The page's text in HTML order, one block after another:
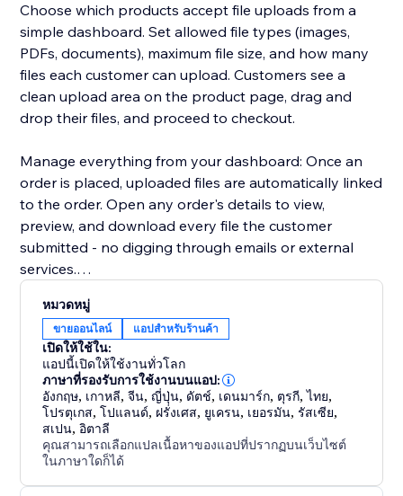
Choose which products accept file uploads from a
simple dashboard. Set allowed file types (images,
PDFs, documents), maximum file size, and how many
files each customer can upload. Customers see a
clean upload area on the product page, drag and
drop their files, and proceed to checkout.
Manage everything from your dashboard: Once an
order is placed, uploaded files are automatically linked
to the order. Open any order's details to view,
preview, and download every file the customer
submitted - no digging through emails or external
services.
Key highlights:
- Configure uploads per product or in bulk
- Restrict by file type, size, and quantity
- Files appear directly in order details for easy access
- Works with Stores catalog V1 and V3
- Clean, modern upload UI that matches your site's
design
Perfect for print shops, custom merchandise, graphic
หมวดหมู่
ขายออนไลน์ แอปสำหรับร้านค้า
เปิดให้ใช้ใน:
แอปนี้เปิดให้ใช้งานทั่วโลก
ภาษาที่รองรับการใช้งานบนแอป:
อังกฤษ, เกาหลี,จีน,ญี่ปุ่น, ดัตช์, เดนมาร์ก, ตุรกี,ไทย,
โปรตุเกส,โปแลนด์, ฝรั่งเศส, ยูเครน, เยอรมัน,รัสเซีย,
สเปน,อิตาลี
คุณสามารถเลือกแปลเนื้อหาของแอปที่ปรากฏบนเว็บไซต์
ในภาษาใดก็ได้